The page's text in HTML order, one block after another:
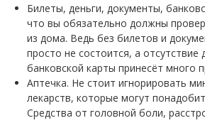
Билеты, деньги, документы,
что вы обязательно должны
из дома. Ведь без билетов и
просто не состоится, а отсутствие
банковской карты принесёт много
Аптечка. Не стоит игнорировать
лекарств, которые могут
Средства от головной боли,